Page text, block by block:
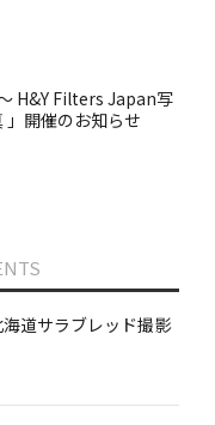
H&Y Filters Japan写
」開催のお知らせ
道サラブレッド撮影